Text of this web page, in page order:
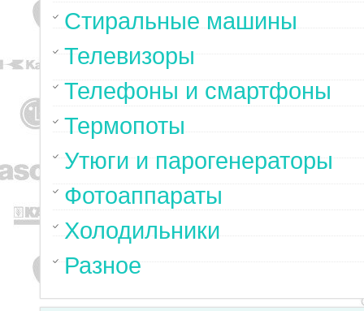
Стиральные машины
Телевизоры
Телефоны и смартфоны
Термопоты
Утюги и парогенераторы
Фотоаппараты
Холодильники
Разное